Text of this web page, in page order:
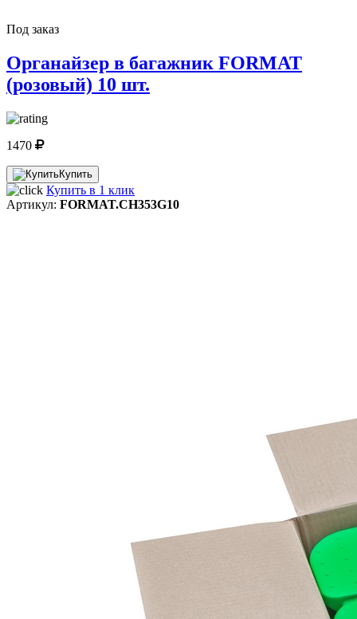
Под заказ
Органайзер в багажник FORMAT
(розовый) 10 шт.
1470
Купить
Купить в 1 клик
Артикул: FORMAT.CH353G10